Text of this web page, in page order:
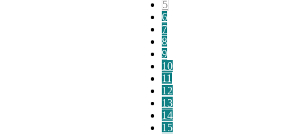
5
6
7
8
9
10
11
12
13
14
15